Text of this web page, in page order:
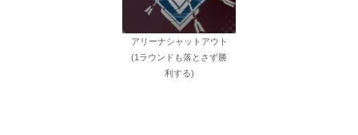
アリーナシャットアウト
(1ラウンドも落とさず勝
利する)